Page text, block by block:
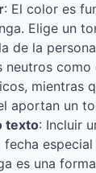
: El color es
Elige un
de la
neutros como
mientras
aportan un
texto: Incluir
fecha
es una